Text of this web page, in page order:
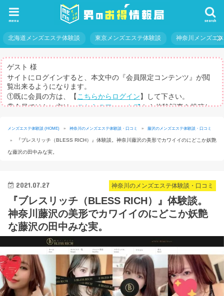
search
menu
北海道メンズエステ体験談 東京メンズエステ体験談 神奈川メンズエ
ゲスト 様
サイトにログインすると、本文中の『会員限定コンテンツ』が閲
覧出来るようになります。
①既に会員の方は、【 こちらからログイン 】して下さい。
②会員ではない方は、こちらのフォーム
から体験記事を投稿し
※体験記事が書けない方や、すべての記事を閲覧したい方のため
メンズエステ体験談 (HOME) » 神奈川のメンズエステ体験談・口コミ » 藤沢のメンズエステ体験談・口コミ
» 『ブレスリッチ（BLESS RICH）』体験談。神奈川藤沢の美形でカワイイのにどこか妖艶
な藤沢の田中みな実。
神奈川のメンズエステ体験談・口コミ
2021.07.27
『ブレスリッチ（BLESS RICH）』体験談。
神奈川藤沢の美形でカワイイのにどこか妖艶
な藤沢の田中みな実。